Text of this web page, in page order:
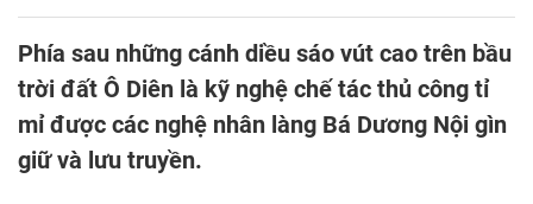
Phía sau những cánh diều sáo vút cao trên bầu
trời đất Ô Diên là kỹ nghệ chế tác thủ công tỉ
mỉ được các nghệ nhân làng Bá Dương Nội gìn
giữ và lưu truyền.